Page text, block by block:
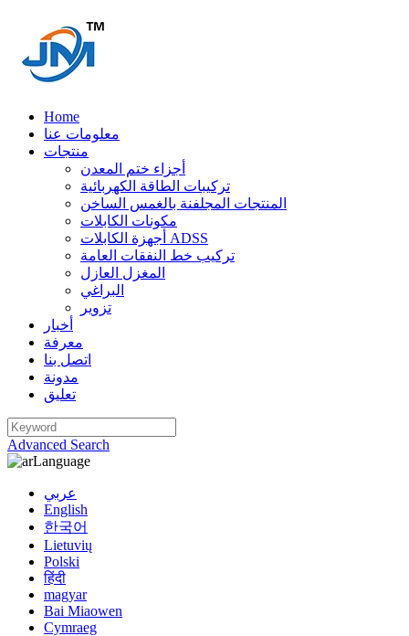
Home
معلومات عنا
منتجات
أجزاء ختم المعدن
تركيبات الطاقة الكهربائية
المنتجات المجلفنة بالغمس الساخن
مكونات الكابلات
أجهزة الكابلات ADSS
تركيب خط النفقات العامة
المغزل العازل
البراغي
تزوير
أخبار
معرفة
اتصل بنا
مدونة
تعليق
Advanced Search
Language
عربي
English
한국어
Lietuvių
Polski
हिंदी
magyar
Bai Miaowen
Cymraeg